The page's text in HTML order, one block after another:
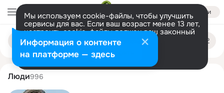
Войти
Мы используем cookie-файлы, чтобы улучшить
сервисы для вас. Если ваш возраст менее 13 лет,
настроить cookie-файлы должен ваш законный
представитель. Больше информации
Разрешить все Настроить
Поиск
людям
sergey selin
Люди996
Информация о контенте
на платформе — здесь